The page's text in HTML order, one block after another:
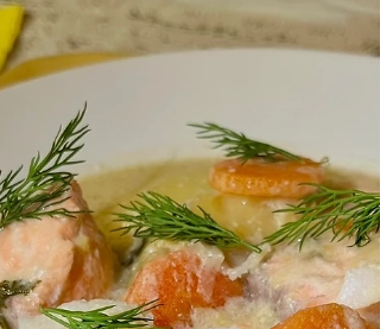
feu doux. Ajouter les poireaux, saler
e